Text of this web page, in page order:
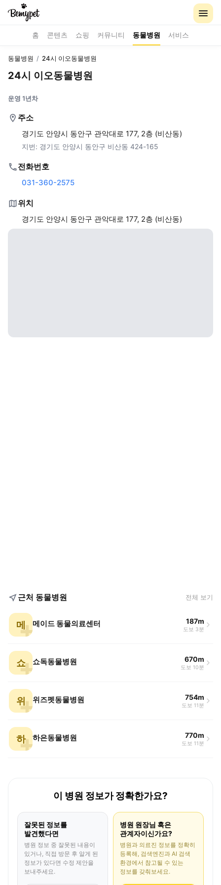
홈 콘텐츠 쇼핑 커뮤니티 동물병원 서비스
동물병원 / 24시 이오동물병원
24시 이오동물병원
운영 1년차
주소
경기도 안양시 동안구 관악대로 177, 2층 (비산동)
지번: 경기도 안양시 동안구 비산동 424-165
전화번호
031-360-2575
위치
경기도 안양시 동안구 관악대로 177, 2층 (비산동)
근처 동물병원 전체 보기
메 메이드 동물의료센터 187m
도보 3분
쇼 쇼독동물병원 670m
도보 10분
위 위즈펫동물병원 754m
도보 11분
하 하은동물병원 770m
도보 11분
이 병원 정보가 정확한가요?
잘못된 정보를
발견했다면
병원 정보 중 잘못된 내용이
있거나, 직접 방문 후 알게 된
정보가 있다면 수정 제안을
보내주세요.
병원 원장님 혹은
관계자이신가요?
병원과 의료진 정보를 정확히
등록해, 검색엔진과 AI 검색
환경에서 참고될 수 있는
정보를 갖춰보세요.